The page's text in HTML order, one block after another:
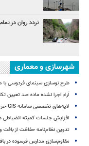
تردد روان در
شهرسازی و معماری
طرح نوسازی سینمای فردوسی
آراء اجرا نشده ماده صد تعیین
لایه‌های تخصصی سامانه GIS حریم پایتخت تکمیل شد
افزایش جلسات کمیته انضباطی
تدوین نظام‌نامه حفاظت از بافت
مقاوم‌سازی مدارس فرسوده در